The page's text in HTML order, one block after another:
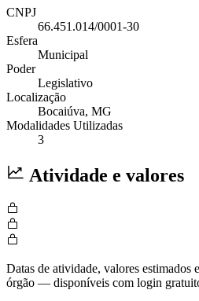
CNPJ
66.451.014/0001-30
Esfera
Municipal
Poder
Legislativo
Localização
Bocaiúva, MG
Modalidades Utilizadas
3
Atividade e valores
Datas de atividade, valores estimados
órgão — disponíveis com login